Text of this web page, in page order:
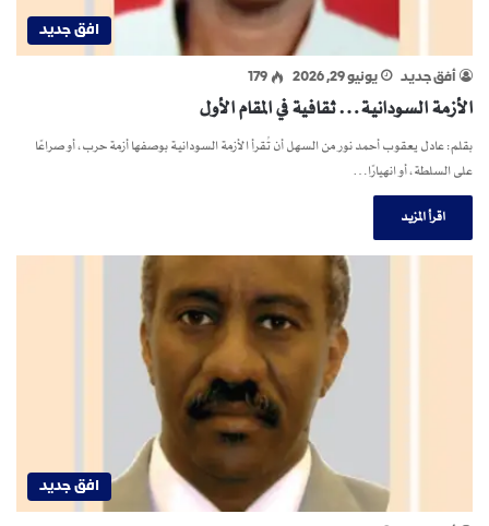
افق جديد
أفق جديد يونيو 29, 2026 179
الأزمة السودانية… ثقافية في المقام الأول
بقلم: عادل يعقوب أحمد نور من السهل أن تُقرأ الأزمة السودانية بوصفها أزمة حرب، أو صراعًا
على السلطة، أو انهيارًا…
اقرأ المزيد
افق جديد